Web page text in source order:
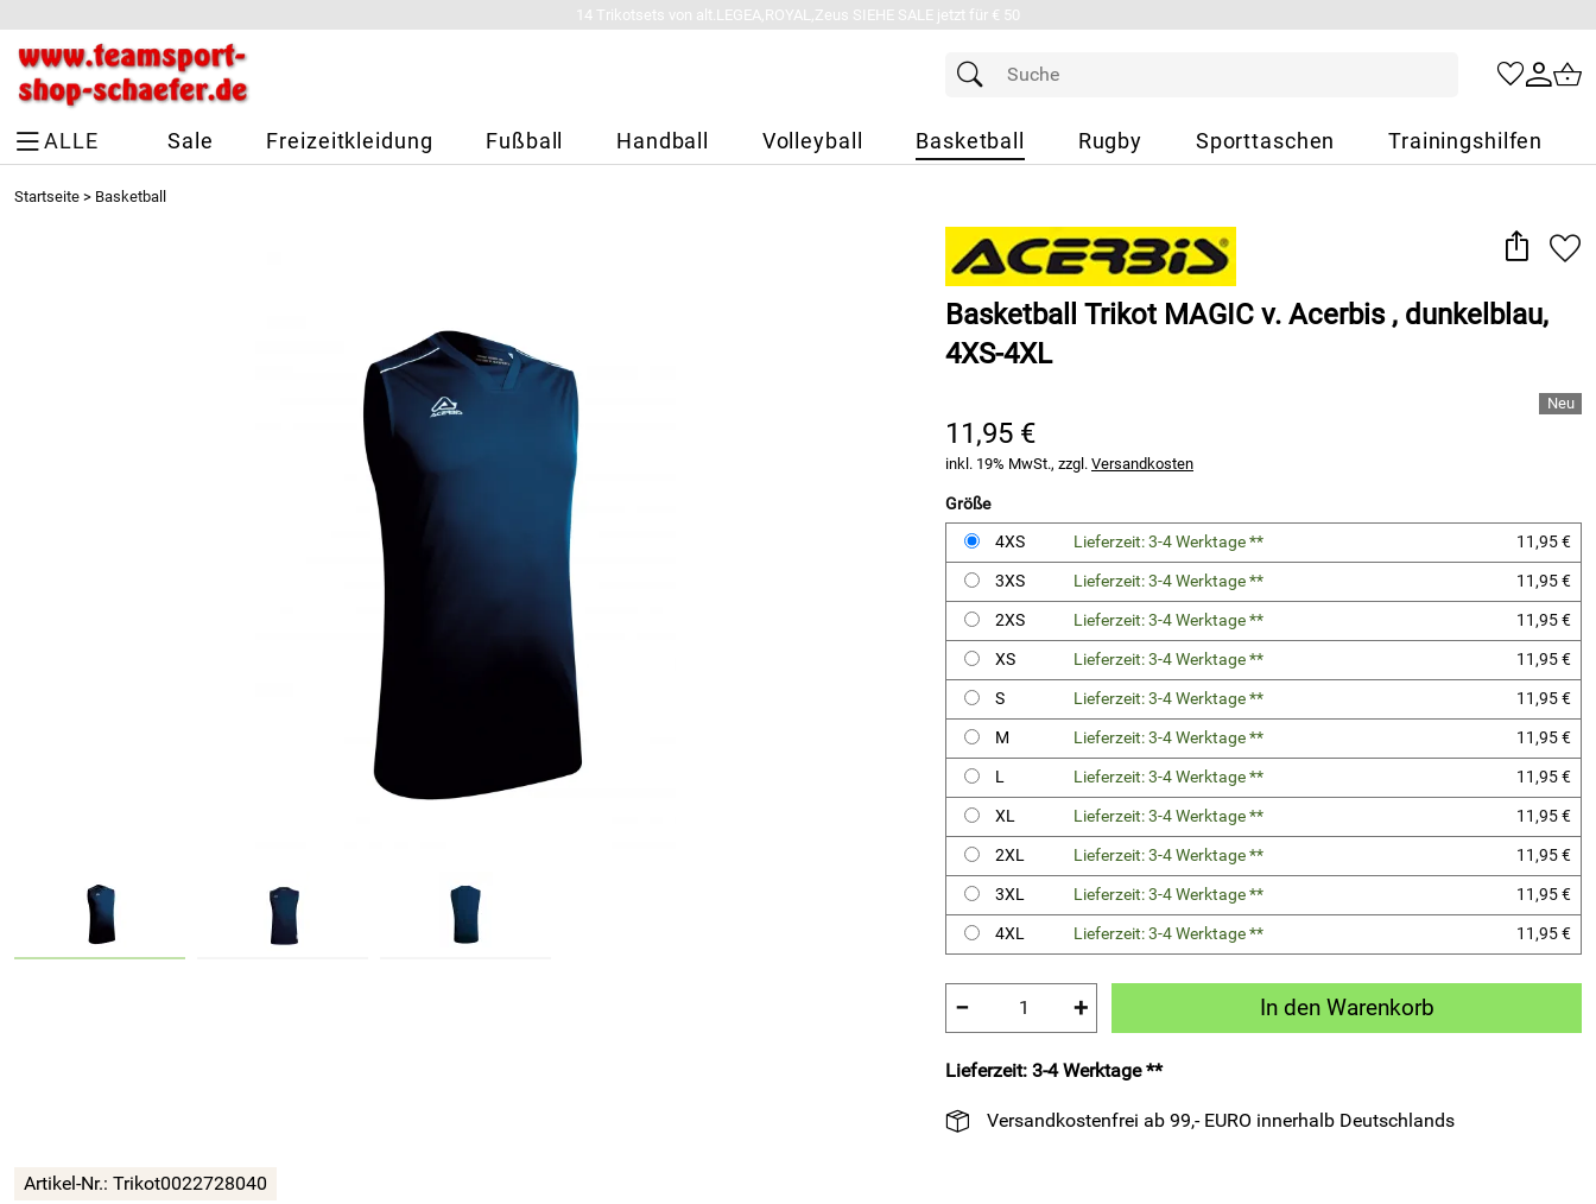
14 Trikotsets von alt.LEGEA,ROYAL,Zeus SIEHE SALE jetzt für € 50
ALLE Sale Freizeitkleidung Fußball Handball Volleyball Basketball Rugby Sporttaschen Trainingshilfen
Startseite > Basketball
Basketball Trikot MAGIC v. Acerbis , dunkelblau,
4XS-4XL
11,95 €
inkl. 19% MwSt., zzgl. Versandkosten
Größe
4XS
Lieferzeit: 3-4 Werktage **
11,95 €
3XS
Lieferzeit: 3-4 Werktage **
11,95 €
2XS
Lieferzeit: 3-4 Werktage **
11,95 €
XS
Lieferzeit: 3-4 Werktage **
11,95 €
S
Lieferzeit: 3-4 Werktage **
11,95 €
M
Lieferzeit: 3-4 Werktage **
11,95 €
L
Lieferzeit: 3-4 Werktage **
11,95 €
XL
Lieferzeit: 3-4 Werktage **
11,95 €
2XL
Lieferzeit: 3-4 Werktage **
11,95 €
3XL
Lieferzeit: 3-4 Werktage **
11,95 €
4XL
Lieferzeit: 3-4 Werktage ** 11,95 €
− + In den Warenkorb
Lieferzeit: 3-4 Werktage **
Versandkostenfrei ab 99,- EURO innerhalb Deutschlands
Artikel-Nr.: Trikot0022728040